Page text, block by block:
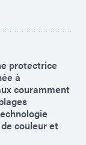
protectrice
à
couramment
couleur et